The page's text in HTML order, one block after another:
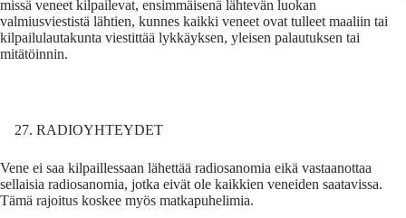
missä veneet kilpailevat, ensimmäisenä lähtevän luokan
valmiusviestistä lähtien, kunnes kaikki veneet ovat tulleet maaliin tai
kilpailulautakunta viestittää lykkäyksen, yleisen palautuksen tai
mitätöinnin.
RADIOYHTEYDET
Vene ei saa kilpaillessaan lähettää radiosanomia eikä vastaanottaa
sellaisia radiosanomia, jotka eivät ole kaikkien veneiden saatavissa.
Tämä rajoitus koskee myös matkapuhelimia.